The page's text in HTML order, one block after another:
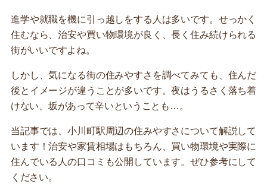
進学や就職を機に引っ越しをする人は多いです。せっかく
住むなら、治安や買い物環境が良く、長く住み続けられる
街がいいですよね。
しかし、気になる街の住みやすさを調べてみても、住んだ
後とイメージが違うことが多いです。夜はうるさく落ち着
けない、坂があって辛いということも…。
当記事では、小川町駅周辺の住みやすさについて解説して
います！治安や家賃相場はもちろん、買い物環境や実際に
住んでいる人の口コミも公開しています。ぜひ参考にして
ください。